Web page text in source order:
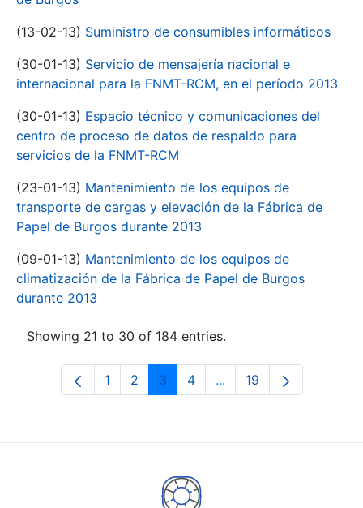
(13-02-13) Suministro de consumibles informáticos
(30-01-13) Servicio de mensajería nacional e
internacional para la FNMT-RCM, en el período 2013
(30-01-13) Espacio técnico y comunicaciones del
centro de proceso de datos de respaldo para
servicios de la FNMT-RCM
(23-01-13) Mantenimiento de los equipos de
transporte de cargas y elevación de la Fábrica de
Papel de Burgos durante 2013
(09-01-13) Mantenimiento de los equipos de
climatización de la Fábrica de Papel de Burgos
durante 2013
Showing 21 to 30 of 184 entries.
Page
1 Page
2 Page
3 Page
4 ...Intermediate Pages
Page
19